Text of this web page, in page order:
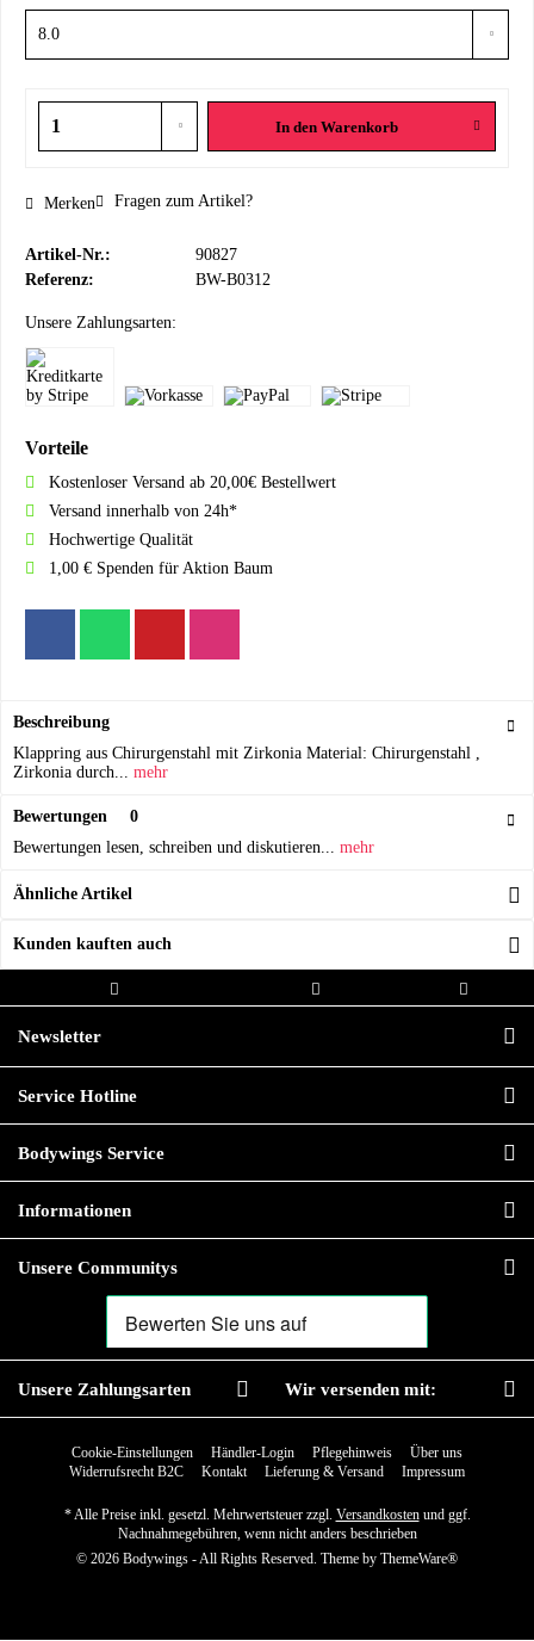
In den Warenkorb
Merken Fragen zum Artikel?
Artikel-Nr.:
90827
Referenz:
BW-B0312
Unsere Zahlungsarten:
Vorteile
Kostenloser Versand ab 20,00€ Bestellwert
Versand innerhalb von 24h*
Hochwertige Qualität
1,00 € Spenden für Aktion Baum
Beschreibung
Klappring aus Chirurgenstahl mit Zirkonia Material: Chirurgenstahl ,
Zirkonia durch... mehr
Bewertungen
0
Bewertungen lesen, schreiben und diskutieren... mehr
Ähnliche Artikel
Kunden kauften auch
Bestellwert
Newsletter
Service Hotline
Bodywings Service
Informationen
Unsere Communitys
Unsere Zahlungsarten Wir versenden mit:
Cookie-Einstellungen Händler-Login Pflegehinweis
Über uns
Widerrufsrecht B2C
Kontakt Lieferung & Versand Impressum
* Alle Preise inkl. gesetzl. Mehrwertsteuer zzgl. Versandkostenund ggf.
Nachnahmegebühren, wenn nicht anders beschrieben
© 2026 Bodywings - All Rights Reserved. Theme by ThemeWare®